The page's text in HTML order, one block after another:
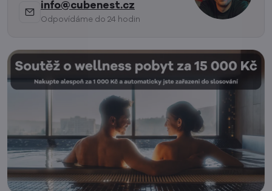
info@cubenest.cz
Odpovídáme do 24 hodin